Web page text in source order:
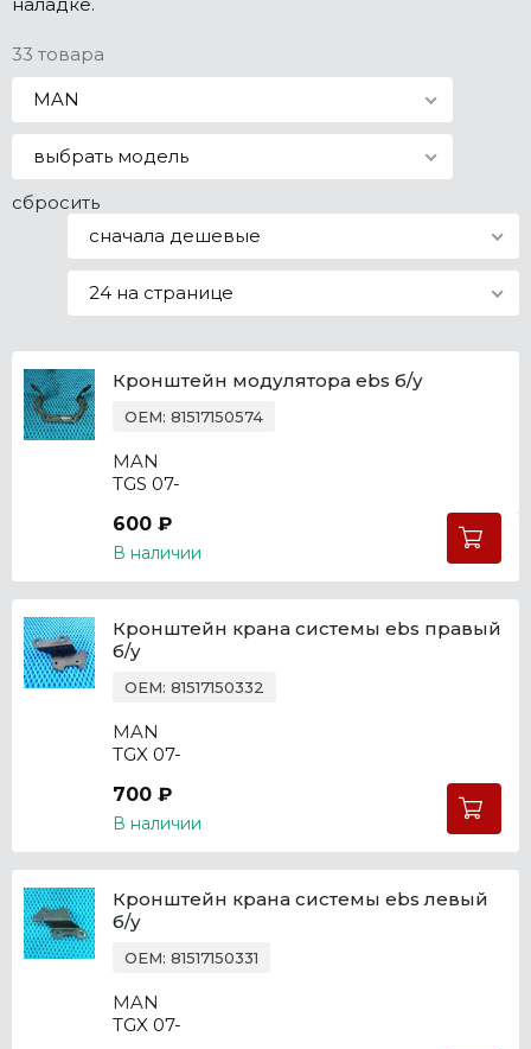
33 товара
MAN
выбрать модель
сбросить
сначала дешевые
24 на странице
Кронштейн модулятора ebs б/у
OEM: 81517150574
MAN
TGS 07-
600 ₽
В наличии
Кронштейн крана системы ebs правый
б/у
OEM: 81517150332
MAN
TGX 07-
700 ₽
В наличии
Кронштейн крана системы ebs левый
б/у
OEM: 81517150331
MAN
TGX 07-